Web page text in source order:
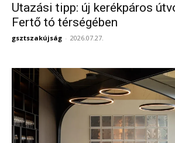
Utazási tipp: új kerékpáros
Fertő tó térségében
gsztszakújság - 2026.07.27.